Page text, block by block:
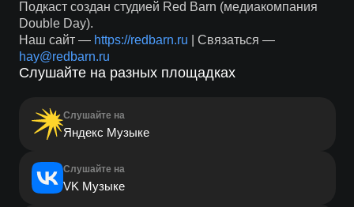
Подкаст создан студией Red Barn (медиакомпания
Double Day).
Наш сайт — https://redbarn.ru | Связаться —
hay@redbarn.ru
Слушайте на разных площадках
Слушайте на
Яндекс Музыке
Слушайте на
VK Музыке